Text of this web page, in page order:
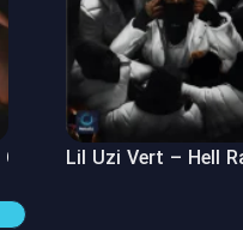
Lil Uzi Vert – Hell
Hide It